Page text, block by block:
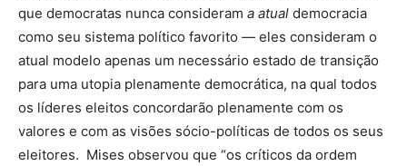
que democratas nunca consideram a atual democracia
como seu sistema político favorito — eles consideram o
atual modelo apenas um necessário estado de transição
para uma utopia plenamente democrática, na qual todos
os líderes eleitos concordarão plenamente com os
valores e com as visões sócio-políticas de todos os seus
eleitores. Mises observou que “os críticos da ordem